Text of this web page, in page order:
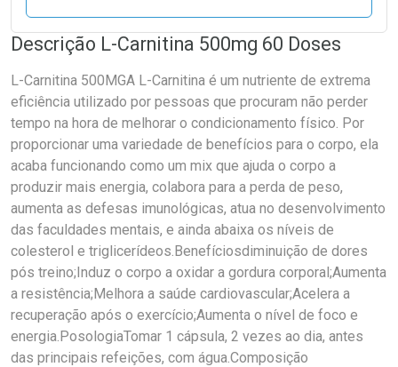
Descrição L-Carnitina 500mg 60 Doses
L-Carnitina 500MGA L-Carnitina é um nutriente de extrema
eficiência utilizado por pessoas que procuram não perder
tempo na hora de melhorar o condicionamento físico. Por
proporcionar uma variedade de benefícios para o corpo, ela
acaba funcionando como um mix que ajuda o corpo a
produzir mais energia, colabora para a perda de peso,
aumenta as defesas imunológicas, atua no desenvolvimento
das faculdades mentais, e ainda abaixa os níveis de
colesterol e triglicerídeos.Benefíciosdiminuição de dores
pós treino;Induz o corpo a oxidar a gordura corporal;Aumenta
a resistência;Melhora a saúde cardiovascular;Acelera a
recuperação após o exercício;Aumenta o nível de foco e
energia.PosologiaTomar 1 cápsula, 2 vezes ao dia, antes
das principais refeições, com água.Composição